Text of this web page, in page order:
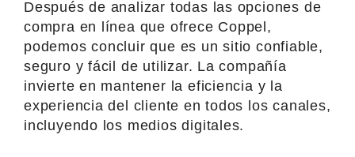
Después de analizar todas las opciones de
compra en línea que ofrece Coppel,
podemos concluir que es un sitio confiable,
seguro y fácil de utilizar. La compañía
invierte en mantener la eficiencia y la
experiencia del cliente en todos los canales,
incluyendo los medios digitales.